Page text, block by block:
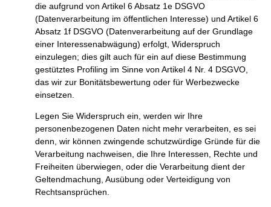
die aufgrund von Artikel 6 Absatz 1e DSGVO
(Datenverarbeitung im öffentlichen Interesse) und Artikel 6
Absatz 1f DSGVO (Datenverarbeitung auf der Grundlage
einer Interessenabwägung) erfolgt, Widerspruch
einzulegen; dies gilt auch für ein auf diese Bestimmung
gestütztes Profiling im Sinne von Artikel 4 Nr. 4 DSGVO,
das wir zur Bonitätsbewertung oder für Werbezwecke
einsetzen.
Legen Sie Widerspruch ein, werden wir Ihre
personenbezogenen Daten nicht mehr verarbeiten, es sei
denn, wir können zwingende schutzwürdige Gründe für die
Verarbeitung nachweisen, die Ihre Interessen, Rechte und
Freiheiten überwiegen, oder die Verarbeitung dient der
Geltendmachung, Ausübung oder Verteidigung von
Rechtsansprüchen.